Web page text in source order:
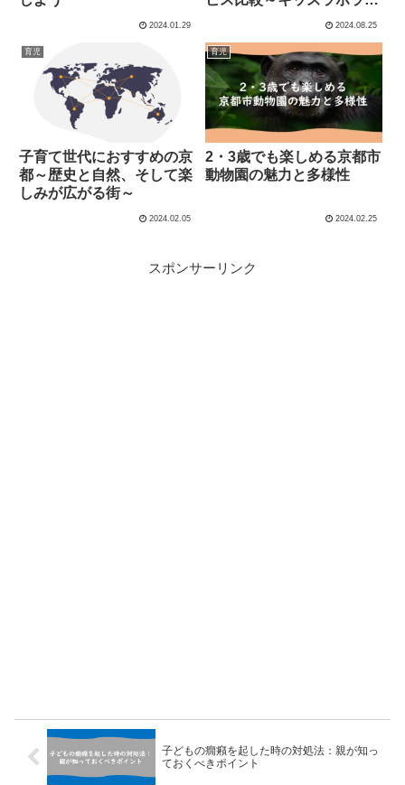
2024.01.29 2024.08.25
育児
子育て世代におすすめの京
都～歴史と自然、そして楽
しみが広がる街～
2024.02.05
育児
2・3歳でも楽しめる京都市
動物園の魅力と多様性
2024.02.25
スポンサーリンク
子どもの癇癪を起した時の対処法：親が知っ
ておくべきポイント